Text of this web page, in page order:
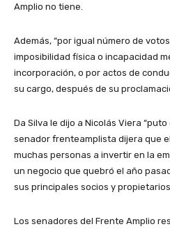
Amplio no tiene.
Además, “por igual número de
imposibilidad física o incapacidad
incorporación, o por actos de
su cargo, después de su
Da Silva le dijo a Nicolás Viera
senador frenteamplista dijera que
muchas personas a invertir en la
un negocio que quebró el año
sus principales socios y
Los senadores del Frente Amplio